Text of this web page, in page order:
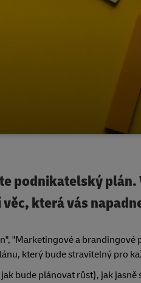
podnikatelský plán.
která vás
"Marketingové a brandingové
který bude stravitelný pro
bude plánovat růst), jak